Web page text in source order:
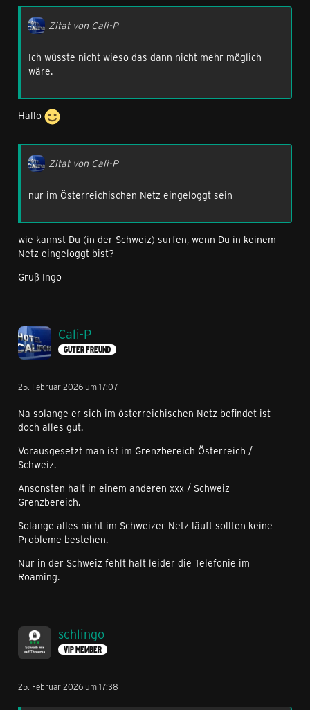
Zitat von Cali-P
Ich wüsste nicht wieso das dann nicht mehr möglich
wäre.
Hallo
Zitat von Cali-P
nur im Österreichischen Netz eingeloggt sein
wie kannst Du (in der Schweiz) surfen, wenn Du in keinem
Netz eingeloggt bist?
Gruß Ingo
Cali-P
GUTER FREUND
25. Februar 2026 um 17:07
Na solange er sich im österreichischen Netz befindet ist
doch alles gut.
Vorausgesetzt man ist im Grenzbereich Österreich /
Schweiz.
Ansonsten halt in einem anderen xxx / Schweiz
Grenzbereich.
Solange alles nicht im Schweizer Netz läuft sollten keine
Probleme bestehen.
Nur in der Schweiz fehlt halt leider die Telefonie im
Roaming.
schlingo
VIP MEMBER
25. Februar 2026 um 17:38